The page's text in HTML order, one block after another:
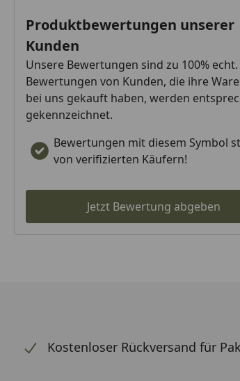
Produktbewertungen unserer
Kunden
Unsere Bewertungen sind zu 100% echt.
Bewertungen von Kunden, die ihre
bei uns gekauft haben, werden
gekennzeichnet.
Bewertungen mit diesem Symbol
von verifizierten Käufern!
Jetzt Bewertung abgeben
Kostenloser Rückversand für